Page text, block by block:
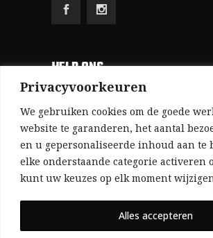
Privacyvoorkeuren
We gebruiken cookies om de goede
website te garanderen, het aantal
en u gepersonaliseerde inhoud aan te
elke onderstaande categorie activeren
kunt uw keuzes op elk moment
Alles accepteren
HELP ONS
Aangezien we volledig zelf
(zonder subsidies, zonder
advertenties en zonder rijke
voor de publicatie van ons tijdschrift
afhankelijk van de financiële steun